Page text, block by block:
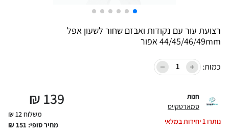
רצועת עור עם נקודות ואבזם שחור לשעון אפל
44/45/46/49mm אפור
כמות:
חנות
סמארטקייס
נותרו1יחידות במלאי
139
₪
משלוח 12 ₪
מחיר סופי: 151
₪